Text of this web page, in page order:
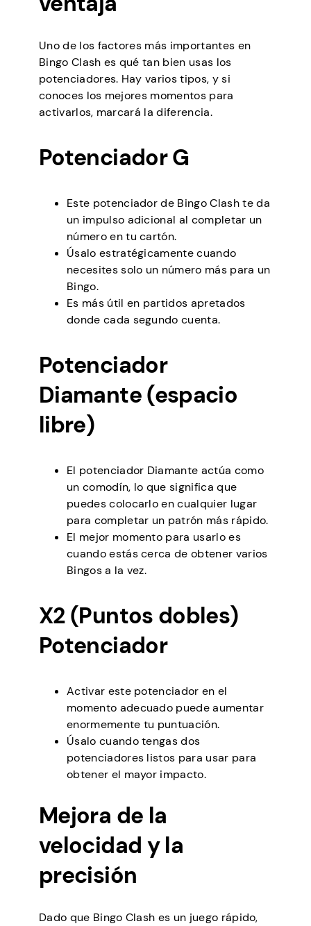
Uno de los factores más importantes en
Bingo Clash es qué tan bien usas los
potenciadores. Hay varios tipos, y si
conoces los mejores momentos para
activarlos, marcará la diferencia.
Potenciador G
Este potenciador de Bingo Clash te da
un impulso adicional al completar un
número en tu cartón.
Úsalo estratégicamente cuando
necesites solo un número más para un
Bingo.
Es más útil en partidos apretados
donde cada segundo cuenta.
Potenciador
Diamante (espacio
libre)
El potenciador Diamante actúa como
un comodín, lo que significa que
puedes colocarlo en cualquier lugar
para completar un patrón más rápido.
El mejor momento para usarlo es
cuando estás cerca de obtener varios
Bingos a la vez.
X2 (Puntos dobles)
Potenciador
Activar este potenciador en el
momento adecuado puede aumentar
enormemente tu puntuación.
Úsalo cuando tengas dos
potenciadores listos para usar para
obtener el mayor impacto.
Mejora de la
velocidad y la
precisión
Dado que Bingo Clash es un juego rápido,